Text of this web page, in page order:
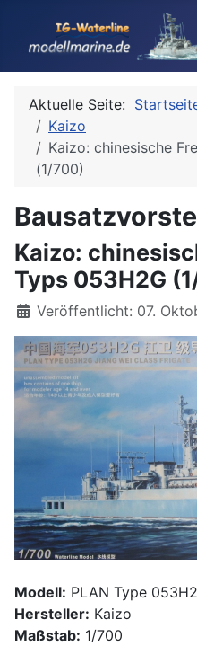
Aktuelle Seite:
Kaizo
Kaizo: chinesische
(1/700)
Kaizo:
Typs 053H2G
Details
Veröffentlicht: 07.
Modell: PLAN Type
Hersteller: Kaizo
Maßstab: 1/700